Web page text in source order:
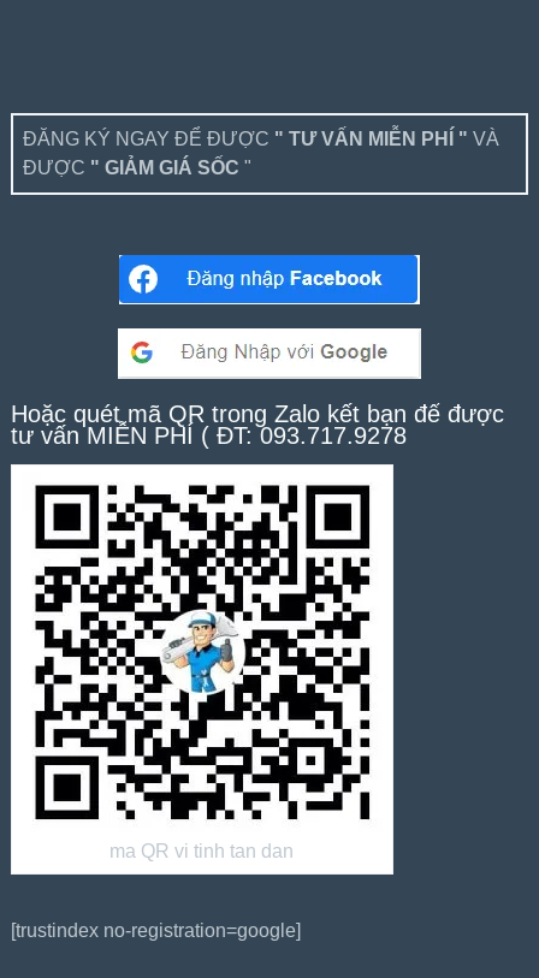
ĐĂNG KÝ NGAY ĐỂ ĐƯỢC " TƯ VẤN MIỄN PHÍ " VÀ
ĐƯỢC " GIẢM GIÁ SỐC "
Hoặc quét mã QR trong Zalo kết bạn để được
tư vấn MIỄN PHÍ ( ĐT: 093.717.9278
ma QR vi tinh tan dan
[trustindex no-registration=google]